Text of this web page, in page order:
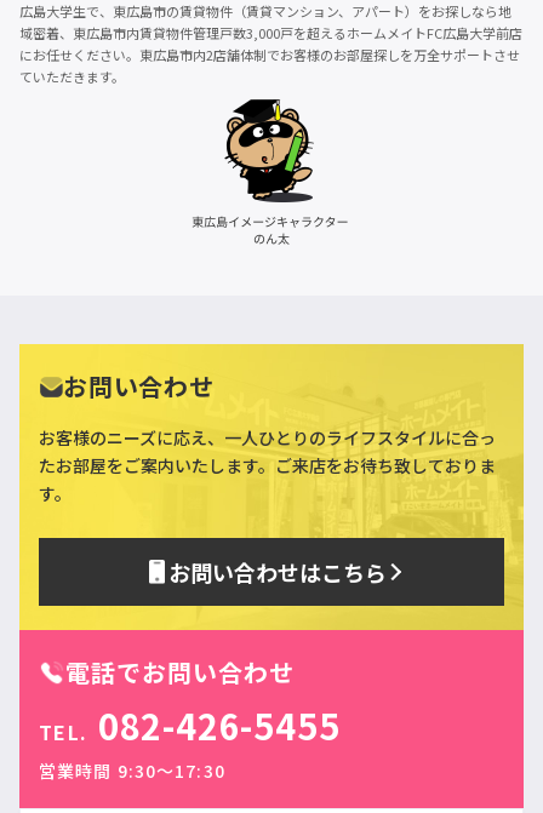
広島大学生で、東広島市の賃貸物件（賃貸マンション、アパート）をお探しなら地
域密着、東広島市内賃貸物件管理戸数3,000戸を超えるホームメイトFC広島大学前店
にお任せください。東広島市内2店舗体制でお客様のお部屋探しを万全サポートさせ
ていただきます。
お問い合わせ
お客様のニーズに応え、一人ひとりのライフスタイルに合っ
たお部屋をご案内いたします。ご来店をお待ち致しておりま
す。
お問い合わせはこちら
電話でお問い合わせ
TEL. 082-426-5455
営業時間 9:30〜17:30